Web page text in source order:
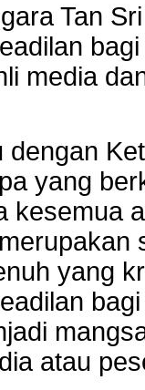
Tan
media
dengan
yang
kesemua
yang
atau